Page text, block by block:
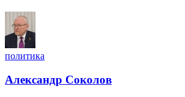
политика
Александр Соколов